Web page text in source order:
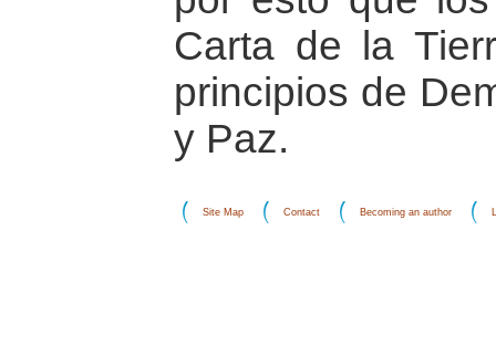
Carta de la
principios de
y Paz.
Site Map Contact Becoming an author